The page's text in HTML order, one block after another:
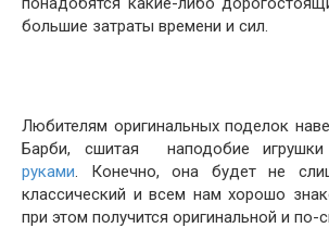
большие затраты времени и сил.
Любителям оригинальных поделок
Барби, сшитая наподобие
руками. Конечно, она будет не
классический и всем нам хорошо
при этом получится оригинальной и по-